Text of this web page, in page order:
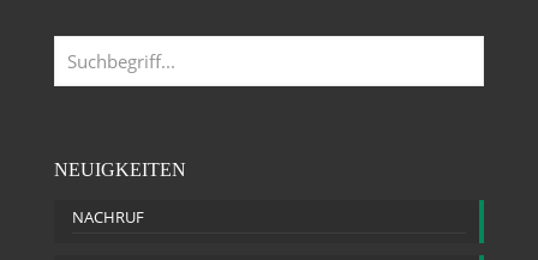
NEUIGKEITEN
NACHRUF